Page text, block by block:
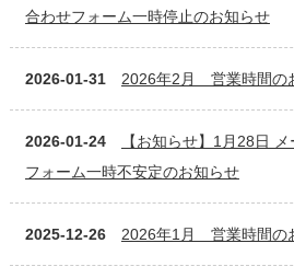
合わせフォーム一時停止のお知らせ
2026-01-31 2026年2月 営業時間の
2026-01-24
【お知らせ】1月28日
フォーム一時不安定のお知らせ
2025-12-26 2026年1月 営業時間の